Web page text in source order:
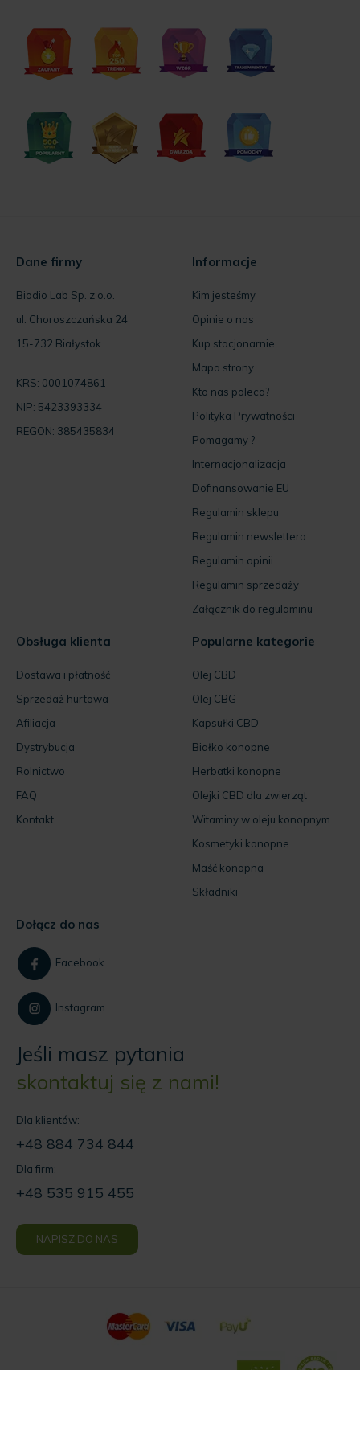
Dane firmy
Biodio Lab Sp. z o.o.
ul. Choroszczańska 24
15-732 Białystok
KRS: 0001074861
NIP: 5423393334
REGON: 385435834
Informacje
Kim jesteśmy
Opinie o nas
Kup stacjonarnie
Mapa strony
Kto nas poleca?
Polityka Prywatności
Pomagamy ?
Internacjonalizacja
Dofinansowanie EU
Regulamin sklepu
Regulamin newslettera
Regulamin opinii
Regulamin sprzedaży
Załącznik do regulaminu
Obsługa klienta
Dostawa i płatność
Sprzedaż hurtowa
Afiliacja
Dystrybucja
Rolnictwo
FAQ
Kontakt
Popularne kategorie
Olej CBD
Olej CBG
Kapsułki CBD
Białko konopne
Herbatki konopne
Olejki CBD dla zwierząt
Witaminy w oleju konopnym
Kosmetyki konopne
Maść konopna
Składniki
Dołącz do nas
Facebook
Instagram
Jeśli masz pytania
skontaktuj się z nami!
Dla klientów:
+48 884 734 844
Dla firm:
+48 535 915 455
NAPISZ DO NAS